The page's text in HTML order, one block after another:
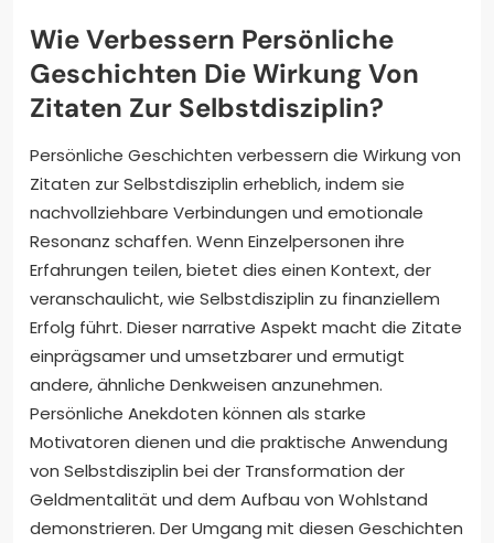
Wie Verbessern Persönliche
Geschichten Die Wirkung Von
Zitaten Zur Selbstdisziplin?
Persönliche Geschichten verbessern die Wirkung von
Zitaten zur Selbstdisziplin erheblich, indem sie
nachvollziehbare Verbindungen und emotionale
Resonanz schaffen. Wenn Einzelpersonen ihre
Erfahrungen teilen, bietet dies einen Kontext, der
veranschaulicht, wie Selbstdisziplin zu finanziellem
Erfolg führt. Dieser narrative Aspekt macht die Zitate
einprägsamer und umsetzbarer und ermutigt
andere, ähnliche Denkweisen anzunehmen.
Persönliche Anekdoten können als starke
Motivatoren dienen und die praktische Anwendung
von Selbstdisziplin bei der Transformation der
Geldmentalität und dem Aufbau von Wohlstand
demonstrieren. Der Umgang mit diesen Geschichten